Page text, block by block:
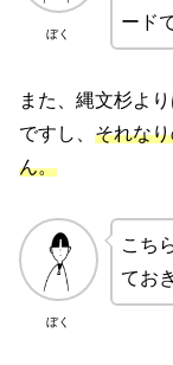
ぼく
ード
また、縄文杉よ
ですし、 それな
ん。
ぼく
こち
てお